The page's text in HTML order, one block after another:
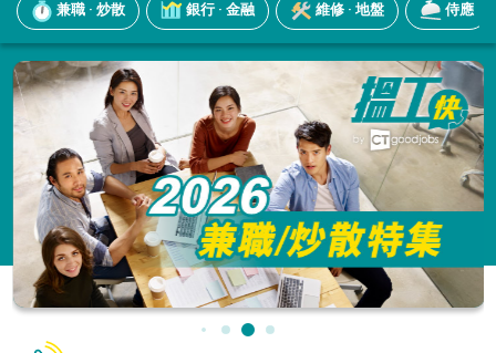
兼職 · 炒散 銀行 · 金融 維修 · 地盤 侍應